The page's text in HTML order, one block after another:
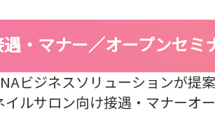
・マナー／オープンセミ
ビジネスソリューションが提
イルサロン向け接遇・マナーオ